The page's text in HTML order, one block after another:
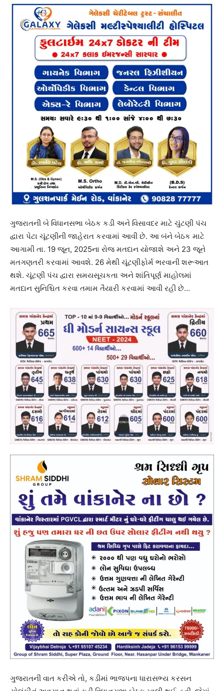
ગુજરાતની બે વિધાનસભા બેઠક કડી અને વિસાવદર માટે ચુંટણી પંચ
દ્વારા પેટા ચૂંટણીની જાહેરાત કરવામાં આવી છે. આ બંને બેઠક માટે
આગામી તા. 19 જૂન, 2025ના રોજ મતદાન યોજાશે અને 23 જૂને
મતગણતરી કરવામાં આવશે. 26 મેથી ચૂંટણીફોર્મ ભરવાની શરૂઆત
થશે. ચૂંટણી પંચ દ્વારા સમયસૂચકતા અને શાંતિપૂર્ણ માહોલમાં
મતદાન સુનિશ્ચિત કરવા તમામ તૈયારી કરવામાં આવી રહી છે…
ગુજરાતની વાત કરીએ તો, કડીમાં ભાજપના ધારાસભ્ય કરસન